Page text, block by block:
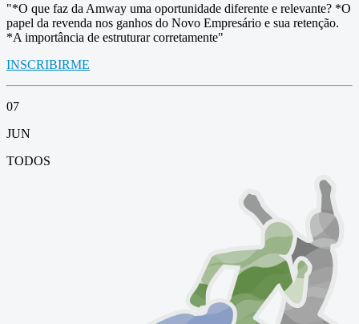
"*O que faz da Amway uma oportunidade diferente e relevante? *O
papel da revenda nos ganhos do Novo Empresário e sua retenção.
*A importância de estruturar corretamente"
INSCRIBIRME
07
JUN
TODOS